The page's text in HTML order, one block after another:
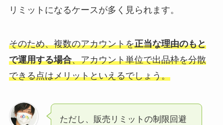
リミットになるケースが多く見られます。
そのため、複数のアカウントを正当な理由のもと
で運用する場合、アカウント単位で出品枠を分散
できる点はメリットといえるでしょう。
ただし、販売リミットの制限回避